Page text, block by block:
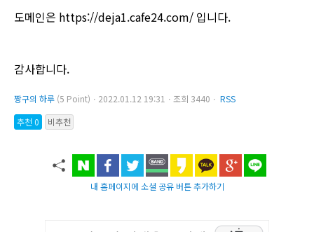
도메인은 https://deja1.cafe24.com/ 입니다.
감사합니다.
짱구의 하루 (5 Point)ㆍ2022.01.12 19:31ㆍ조회 3440ㆍ RSS
추천 0
비추천
내 홈페이지에 소셜 공유 버튼 추가하기